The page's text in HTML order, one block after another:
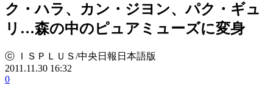
ク・ハラ、カン・ジヨン、パク・ギュ
リ…森の中のピュアミューズに変身
ⓒ ＩＳＰＬＵＳ/中央日報日本語版
2011.11.30 16:32
0